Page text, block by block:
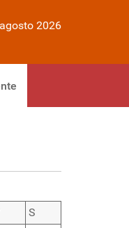
2026
S